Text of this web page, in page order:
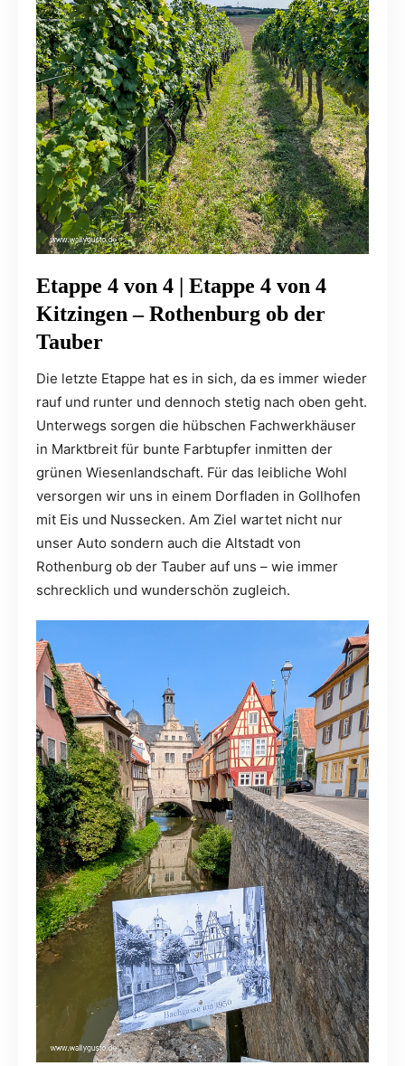
Etappe 4 von 4 | Etappe 4 von 4
Kitzingen – Rothenburg ob der
Tauber
Die letzte Etappe hat es in sich, da es immer wieder
rauf und runter und dennoch stetig nach oben geht.
Unterwegs sorgen die hübschen Fachwerkhäuser
in Marktbreit für bunte Farbtupfer inmitten der
grünen Wiesenlandschaft. Für das leibliche Wohl
versorgen wir uns in einem Dorfladen in Gollhofen
mit Eis und Nussecken. Am Ziel wartet nicht nur
unser Auto sondern auch die Altstadt von
Rothenburg ob der Tauber auf uns – wie immer
schrecklich und wunderschön zugleich.